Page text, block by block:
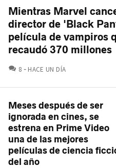
Mientras Marvel
director de 'Black
película de vampiros
recaudó 370 millones
8 COMENTARIOS
HACE UN DÍA
Meses después de ser
ignorada en cines, se
estrena en Prime Video
una de las mejores
películas de ciencia
del año